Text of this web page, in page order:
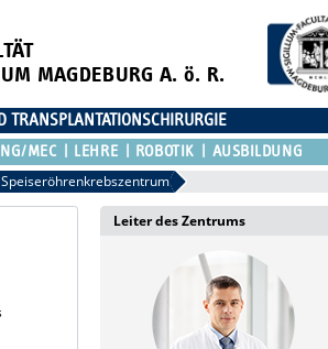
MAGDEBURG A. ö. R.
MEC LEHRE ROBOTIK AUSBILDUNG
Speiseröhrenkrebszentrum
Leiter des Zentrums